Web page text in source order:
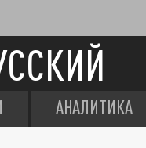
АНАЛИТИКА